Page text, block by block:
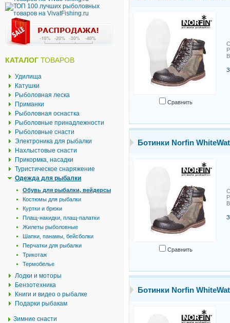
КАТАЛОГ ТОВАРОВ
Удилища
Катушки
Рыболовная леска
Приманки
Рыболовная оснастка
Рыболовные принадлежности
Рыболовные снасти
Электроника для рыбалки
Нахлыстовые снасти
Прикормка, насадки
Туристическое снаряжение
Одежда для рыбалки
Обувь для рыбалки, вейдерсы
Костюмы для рыбалки
Куртки и брюки
Плащ-накидки, плащ-палатки
Жилеты рыболовные
Шапки, панамы, бейсболки
Перчатки для рыбалки
Трикотаж
Термобелье
Лодки и моторы
Бензотехника
Книги и видео о рыбалке
Подарки рыбакам
Зимние снасти
Сравнить
Ботинки Norfin
Сравнить
Ботинки Norfin